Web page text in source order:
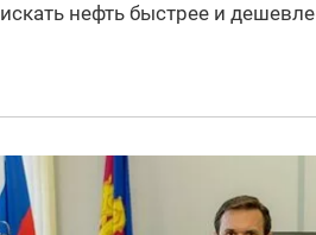
искать нефть быстрее и дешевле